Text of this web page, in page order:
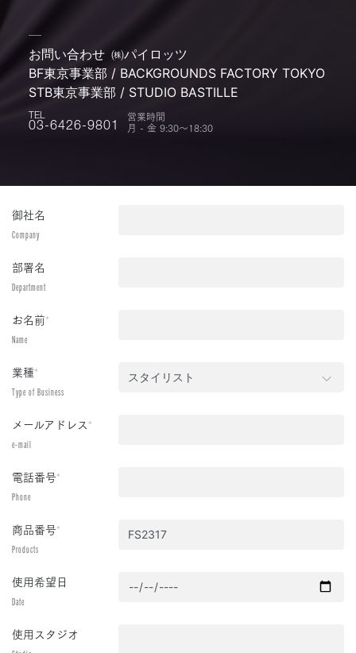
お問い合わせ ㈱パイロッツ
BF東京事業部 / BACKGROUNDS FACTORY TOKYO
STB東京事業部 / STUDIO BASTILLE
TEL
03-6426-9801
営業時間
月 - 金 9:30〜18:30
御社名
Company
部署名
Department
お名前*
Name
業種*
Type of Business
メールアドレス*
e-mail
電話番号*
Phone
商品番号*
Products
使用希望日
Date
使用スタジオ